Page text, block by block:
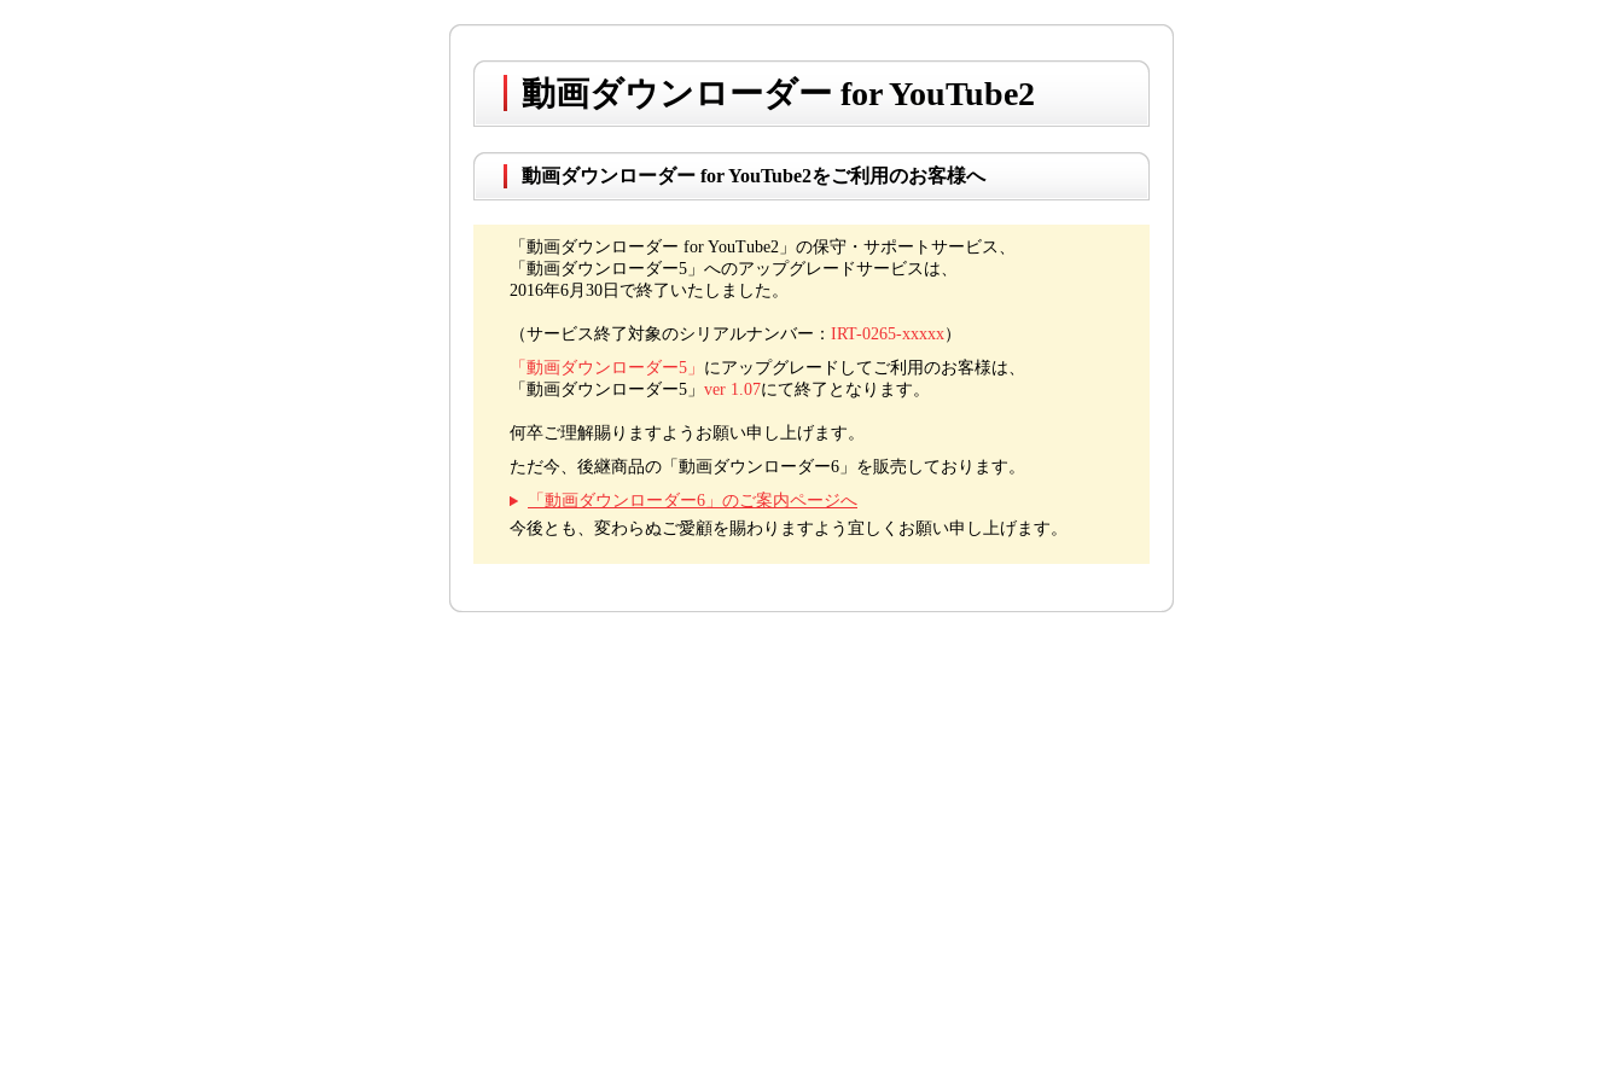
動画ダウンローダー for YouTube2
動画ダウンローダー for YouTube2をご利用のお客様へ
「動画ダウンローダー for YouTube2」の保守・サポートサービス、
「動画ダウンローダー5」へのアップグレードサービスは、
2016年6月30日で終了いたしました。
（サービス終了対象のシリアルナンバー： IRT-0265-xxxxx）
「動画ダウンローダー5」 にアップグレードしてご利用のお客様は、
「動画ダウンローダー5」 ver 1.07にて終了となります。
何卒ご理解賜りますようお願い申し上げます。
ただ今、後継商品の「動画ダウンローダー6」を販売しております。
「動画ダウンローダー6」のご案内ページへ
今後とも、変わらぬご愛顧を賜わりますよう宜しくお願い申し上げます。